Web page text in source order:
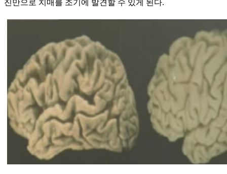
진만으로 치매를 조기에 발견할 수 있게 된다.